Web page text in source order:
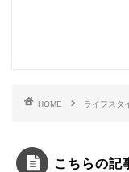
HOME ライフスタ
こちらの記